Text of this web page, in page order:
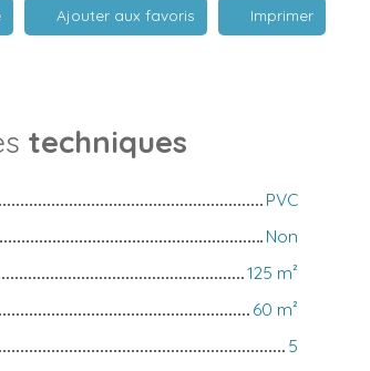
Ajouter aux favoris Imprimer
techniques
PVC
Non
125 m²
60 m²
5